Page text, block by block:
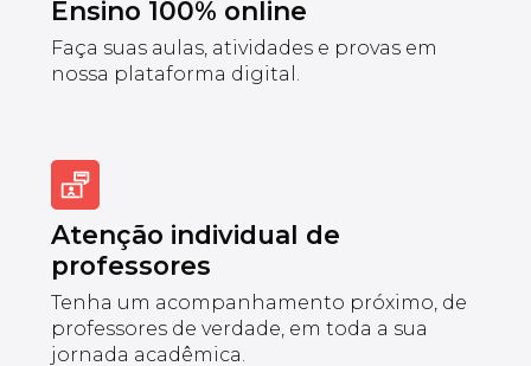
Ensino 100% online
Faça suas aulas, atividades e provas em
nossa plataforma digital.
Atenção individual de
professores
Tenha um acompanhamento próximo, de
professores de verdade, em toda a sua
jornada acadêmica.